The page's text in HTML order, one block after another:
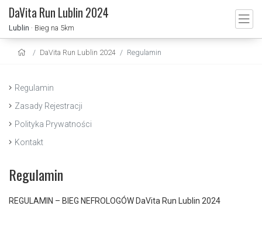
DaVita Run Lublin 2024
Lublin · Bieg na 5km
DaVita Run Lublin 2024 Regulamin
Regulamin
Zasady Rejestracji
Polityka Prywatności
Kontakt
Regulamin
REGULAMIN – BIEG NEFROLOGÓW DaVita Run Lublin 2024